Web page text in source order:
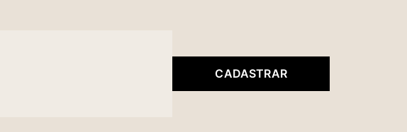
CADASTRAR